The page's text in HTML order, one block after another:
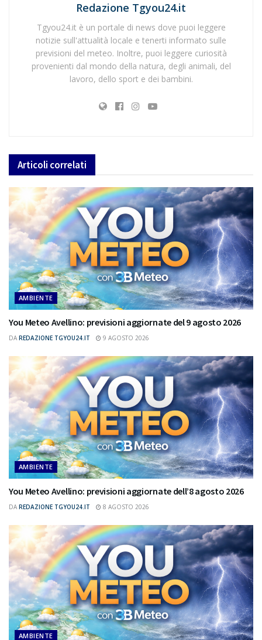
Redazione Tgyou24.it
Tgyou24.it è un portale di news dove puoi leggere
notizie sull'attualità locale e tenerti informato sulle
previsioni del meteo. Inoltre, puoi leggere curiosità
provenienti dal mondo della natura, degli animali, del
lavoro, dello sport e dei bambini.
Articoli correlati
AMBIENTE
You Meteo Avellino: previsioni aggiornate del 9 agosto 2026
DA REDAZIONE TGYOU24.IT 9 AGOSTO 2026
AMBIENTE
You Meteo Avellino: previsioni aggiornate dell’8 agosto 2026
DA REDAZIONE TGYOU24.IT 8 AGOSTO 2026
AMBIENTE